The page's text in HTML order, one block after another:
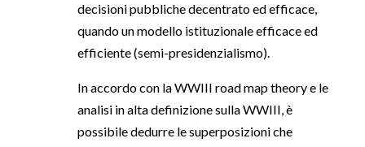
decisioni pubbliche decentrato ed efficace,
quando un modello istituzionale efficace ed
efficiente (semi-presidenzialismo).
In accordo con la WWIII road map theory e le
analisi in alta definizione sulla WWIII, è
possibile dedurre le superposizioni che